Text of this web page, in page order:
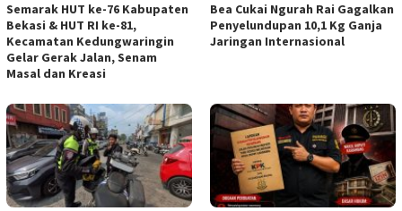
Semarak HUT ke-76 Kabupaten
Bekasi & HUT RI ke-81,
Kecamatan Kedungwaringin
Gelar Gerak Jalan, Senam
Masal dan Kreasi
Bea Cukai Ngurah Rai Gagalkan
Penyelundupan 10,1 Kg Ganja
Jaringan Internasional